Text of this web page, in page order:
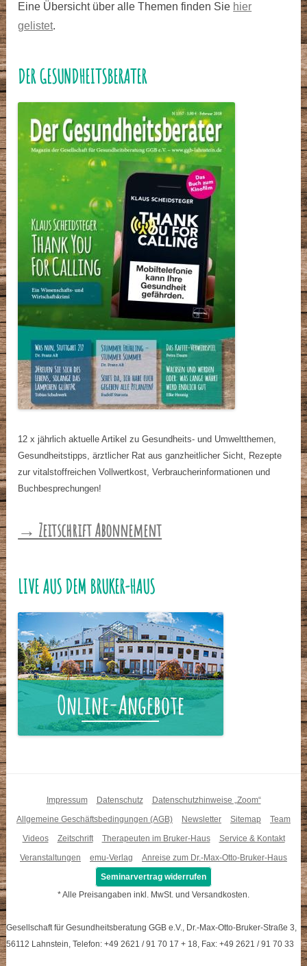
Eine Übersicht über alle Themen finden Sie hier
gelistet.
DER GESUNDHEITSBERATER
12 x jährlich aktuelle Artikel zu Gesundheits- und Umweltthemen,
Gesundheitstipps, ärztlicher Rat aus ganzheitlicher Sicht, Rezepte
zur vitalstoffreichen Vollwertkost, Verbraucherinformationen und
Buchbesprechungen!
→ Zeitschrift Abonnement
LIVE AUS DEM BRUKER-HAUS
Impressum Datenschutz
Datenschutzhinweise „Zoom“
Allgemeine Geschäftsbedingungen (AGB)
Newsletter Sitemap
Team
Videos
Zeitschrift Therapeuten im Bruker-Haus
Service & Kontakt
Veranstaltungen
emu-Verlag
Anreise zum Dr.-Max-Otto-Bruker-Haus
Seminarvertrag widerrufen
* Alle Preisangaben inkl. MwSt. und Versandkosten.
Gesellschaft für Gesundheitsberatung GGB e.V., Dr.-Max-Otto-Bruker-Straße 3,
56112 Lahnstein, Telefon: +49 2621 / 91 70 17 + 18, Fax: +49 2621 / 91 70 33